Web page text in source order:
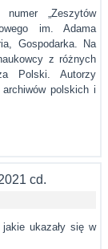
„Zeszytów
im. Adama
Gospodarka. Na
z różnych
Polski. Autorzy
polskich i
cd.
ukazały się w